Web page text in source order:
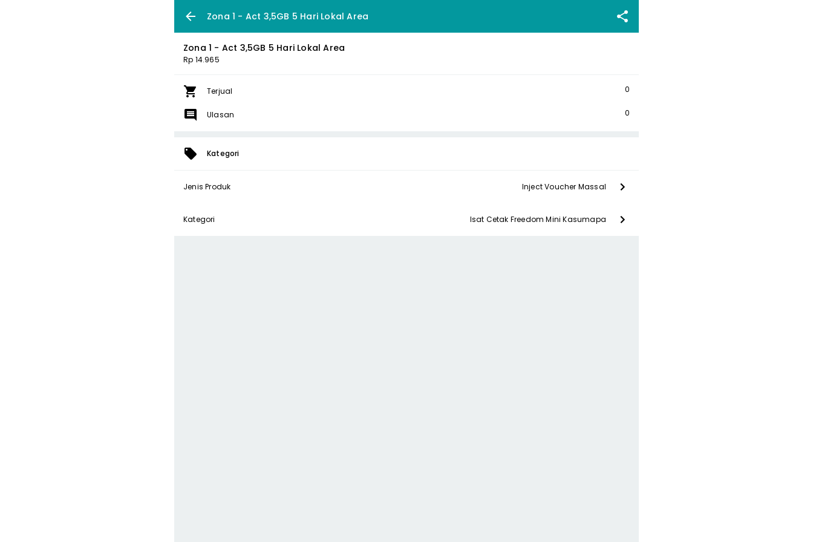
Zona 1 - Act 3,5GB 5 Hari Lokal Area
Zona 1 - Act 3,5GB 5 Hari Lokal Area
Rp 14.965
Terjual 0
Ulasan 0
Kategori
Jenis Produk Inject Voucher Massal
Kategori Isat Cetak Freedom Mini Kasumapa